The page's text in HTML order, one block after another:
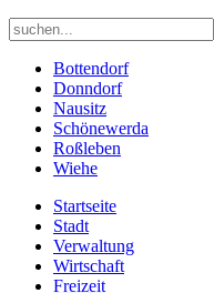
Bottendorf
Donndorf
Nausitz
Schönewerda
Roßleben
Wiehe
Startseite
Stadt
Verwaltung
Wirtschaft
Freizeit